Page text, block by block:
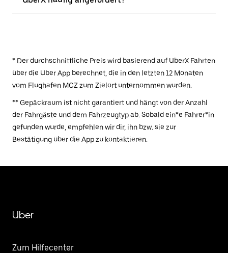
* Der durchschnittliche Preis wird basierend auf UberX Fahrten
über die Uber App berechnet, die in den letzten 12 Monaten
vom Flughafen MCZ zum Zielort unternommen wurden.
** Gepäckraum ist nicht garantiert und hängt von der Anzahl
der Fahrgäste und dem Fahrzeugtyp ab. Sobald ein*e Fahrer*in
gefunden wurde, empfehlen wir dir, ihn bzw. sie zur
Bestätigung über die App zu kontaktieren.
Uber
Zum Hilfecenter